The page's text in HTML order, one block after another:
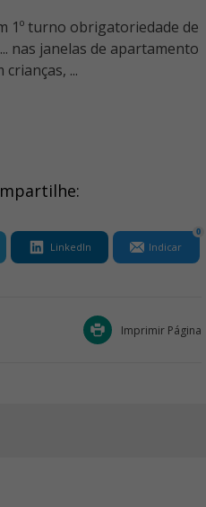
1º turno obrigatoriedade de
nas janelas de apartamento
...
LinkedIn Indicar
0
Imprimir Página